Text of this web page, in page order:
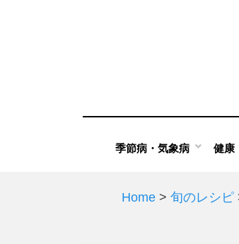
季節病・気象病 健康
Home > 旬のレシピ